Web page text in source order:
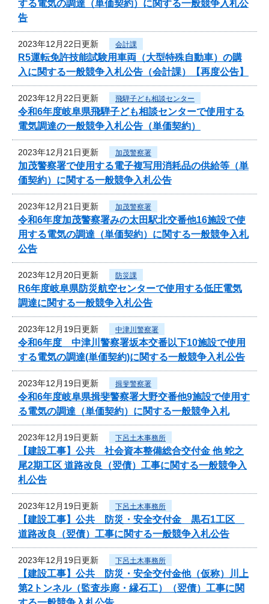
する電気の調達（単価契約）に関する一般競争入札公
告
2023年12月22日更新 会計課
R5運転免許技能試験用車両（大型特殊自動車）の購
入に関する一般競争入札公告（会計課）【再度公告】
2023年12月22日更新 飛騨子ども相談センター
令和6年度岐阜県飛騨子ども相談センターで使用する
電気調達の一般競争入札公告（単価契約）
2023年12月21日更新 加茂警察署
加茂警察署で使用する電子複写用消耗品の供給等（単
価契約）に関する一般競争入札公告
2023年12月21日更新 加茂警察署
令和6年度加茂警察署みの太田駅北交番他16施設で使
用する電気の調達（単価契約）に関する一般競争入札
公告
2023年12月20日更新 防災課
R6年度岐阜県防災航空センターで使用する低圧電気
調達に関する一般競争入札公告
2023年12月19日更新 中津川警察署
令和6年度 中津川警察署坂本交番以下10施設で使用
する電気の調達(単価契約)に関する一般競争入札公告
2023年12月19日更新 揖斐警察署
令和6年度岐阜県揖斐警察署大野交番他9施設で使用す
る電気の調達（単価契約）に関する一般競争入札
2023年12月19日更新 下呂土木事務所
【建設工事】公共 社会資本整備総合交付金 他 蛇之
尾2期工区 道路改良（翌債）工事に関する一般競争入
札公告
2023年12月19日更新 下呂土木事務所
【建設工事】公共 防災・安全交付金 黒石1工区
道路改良（翌債）工事に関する一般競争入札公告
2023年12月19日更新 下呂土木事務所
【建設工事】公共 防災・安全交付金他（仮称）川上
第2トンネル（監査歩廊・縁石工）（翌債）工事に関